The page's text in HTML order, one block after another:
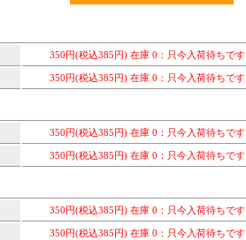
350円(税込385円) 在庫 0：只今入荷待ちです
350円(税込385円) 在庫 0：只今入荷待ちです
350円(税込385円) 在庫 0：只今入荷待ちです
350円(税込385円) 在庫 0：只今入荷待ちです
350円(税込385円) 在庫 0：只今入荷待ちです
350円(税込385円) 在庫 0：只今入荷待ちです